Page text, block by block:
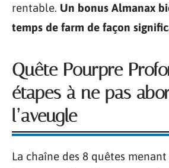
rentable. Un bonus Almanax
temps de farm de façon
Quête Pourpre
étapes à ne pas
l’aveugle
La chaîne des 8 quêtes